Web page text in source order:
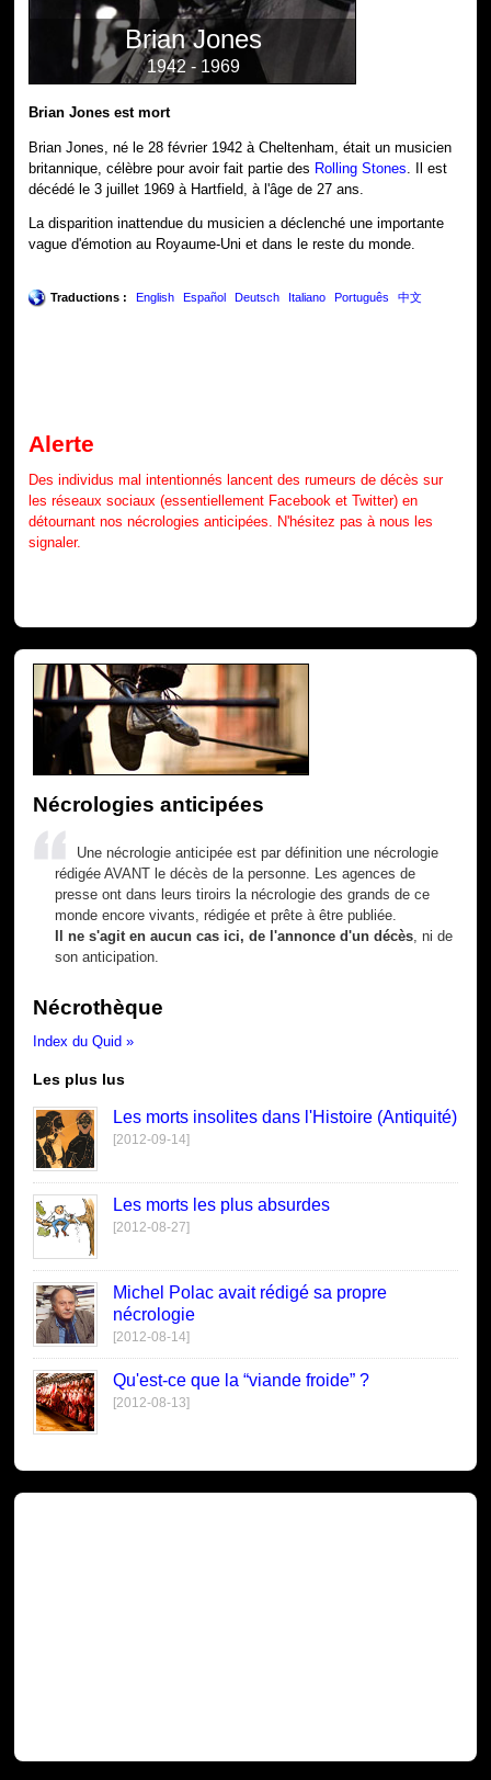
Brian Jones
1942 - 1969
Brian Jones est mort
Brian Jones, né le 28 février 1942 à Cheltenham, était un musicien
britannique, célèbre pour avoir fait partie des Rolling Stones . Il est
décédé le 3 juillet 1969 à Hartfield, à l'âge de 27 ans.
La disparition inattendue du musicien a déclenché une importante
vague d'émotion au Royaume-Uni et dans le reste du monde.
Traductions : English Español Deutsch Italiano Português 中文
Alerte
Des individus mal intentionnés lancent des rumeurs de décès sur
les réseaux sociaux (essentiellement Facebook et Twitter) en
détournant nos nécrologies anticipées. N'hésitez pas à nous les
signaler.
Nécrologies anticipées
Une nécrologie anticipée est par définition une nécrologie
rédigée AVANT le décès de la personne. Les agences de
presse ont dans leurs tiroirs la nécrologie des grands de ce
monde encore vivants, rédigée et prête à être publiée.
Il ne s'agit en aucun cas ici, de l'annonce d'un décès , ni de
son anticipation.
Nécrothèque
Index du Quid »
Les plus lus
Les morts insolites dans l'Histoire (Antiquité)
[2012-09-14]
Les morts les plus absurdes
[2012-08-27]
Michel Polac avait rédigé sa propre
nécrologie
[2012-08-14]
Qu'est-ce que la “viande froide” ?
[2012-08-13]